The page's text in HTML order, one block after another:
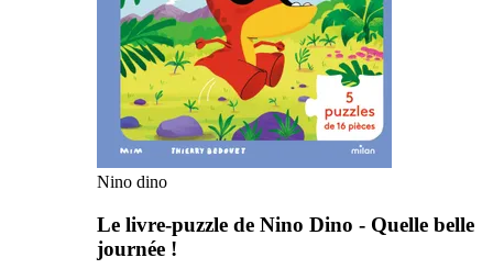
Nino dino
Le livre-puzzle de Nino Dino - Quelle belle
journée !